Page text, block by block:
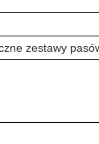
zestawy